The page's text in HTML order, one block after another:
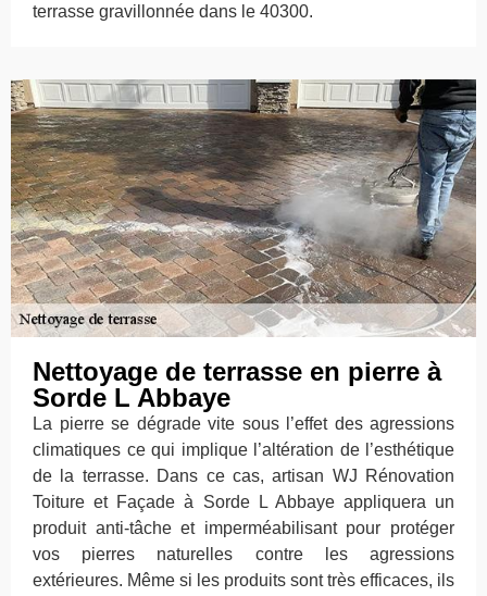
terrasse gravillonnée dans le 40300.
Nettoyage de terrasse en pierre à
Sorde L Abbaye
La pierre se dégrade vite sous l’effet des agressions
climatiques ce qui implique l’altération de l’esthétique
de la terrasse. Dans ce cas, artisan WJ Rénovation
Toiture et Façade à Sorde L Abbaye appliquera un
produit anti-tâche et imperméabilisant pour protéger
vos pierres naturelles contre les agressions
extérieures. Même si les produits sont très efficaces, ils